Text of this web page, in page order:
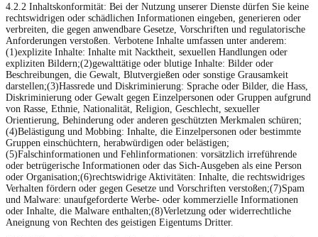
4.2.2 Inhaltskonformität: Bei der Nutzung unserer Dienste dürfen Sie keine
rechtswidrigen oder schädlichen Informationen eingeben, generieren oder
verbreiten, die gegen anwendbare Gesetze, Vorschriften und regulatorische
Anforderungen verstoßen. Verbotene Inhalte umfassen unter anderem:
(1)explizite Inhalte: Inhalte mit Nacktheit, sexuellen Handlungen oder
expliziten Bildern;(2)gewalttätige oder blutige Inhalte: Bilder oder
Beschreibungen, die Gewalt, Blutvergießen oder sonstige Grausamkeit
darstellen;(3)Hassrede und Diskriminierung: Sprache oder Bilder, die Hass,
Diskriminierung oder Gewalt gegen Einzelpersonen oder Gruppen aufgrund
von Rasse, Ethnie, Nationalität, Religion, Geschlecht, sexueller
Orientierung, Behinderung oder anderen geschützten Merkmalen schüren;
(4)Belästigung und Mobbing: Inhalte, die Einzelpersonen oder bestimmte
Gruppen einschüchtern, herabwürdigen oder belästigen;
(5)Falschinformationen und Fehlinformationen: vorsätzlich irreführende
oder betrügerische Informationen oder das Sich-Ausgeben als eine Person
oder Organisation;(6)rechtswidrige Aktivitäten: Inhalte, die rechtswidriges
Verhalten fördern oder gegen Gesetze und Vorschriften verstoßen;(7)Spam
und Malware: unaufgeforderte Werbe- oder kommerzielle Informationen
oder Inhalte, die Malware enthalten;(8)Verletzung oder widerrechtliche
Aneignung von Rechten des geistigen Eigentums Dritter.